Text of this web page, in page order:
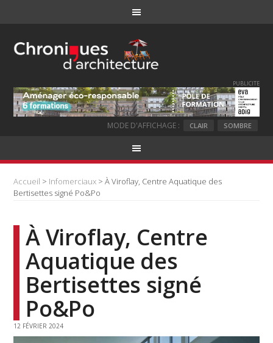
PUBLICITE
MODE D'AFFICHAGE : CLAIR SOMBRE
Accueil > Infomerciaux > À Viroflay, Centre Aquatique des
Bertisettes signé Po&Po
À Viroflay, Centre
Aquatique des
Bertisettes signé
Po&Po
12 FÉVRIER 2024